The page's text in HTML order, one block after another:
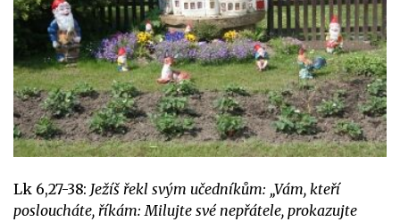
Lk 6,27-38: Ježíš řekl svým učedníkům: „Vám, kteří
posloucháte, říkám: Milujte své nepřátele, prokazujte